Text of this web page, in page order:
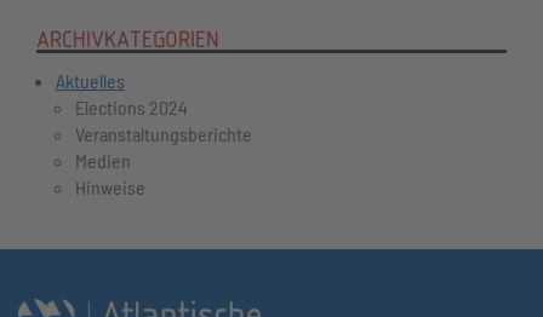
ARCHIVKATEGORIEN
Aktuelles
Elections 2024
Veranstaltungsberichte
Medien
Hinweise